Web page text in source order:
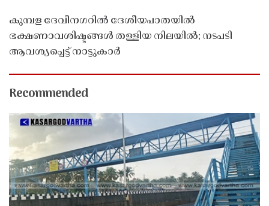
കുമ്പള ദേവീനഗറിൽ ദേശീയപാതയിൽ
ഭക്ഷണാവശിഷ്ടങ്ങൾ തള്ളിയ നിലയിൽ; നടപടി
ആവശ്യപ്പെട്ട് നാട്ടുകാർ
Recommended